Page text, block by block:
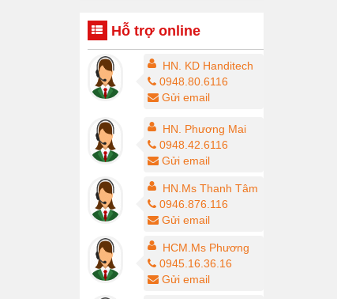
Hỗ trợ online
HN. KD Handitech
0948.80.6116
Gửi email
HN. Phương Mai
0948.42.6116
Gửi email
HN.Ms Thanh Tâm
0946.876.116
Gửi email
HCM.Ms Phương
0945.16.36.16
Gửi email